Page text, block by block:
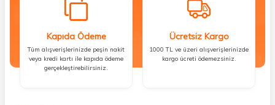
Kapıda Ödeme
Tüm alışverişlerinizde peşin nakit
veya kredi kartı ile kapıda ödeme
gerçekleştirebilirsiniz.
Ücretsiz Kargo
1000 TL ve üzeri alışverişlerinizde
kargo ücreti ödemezsiniz.